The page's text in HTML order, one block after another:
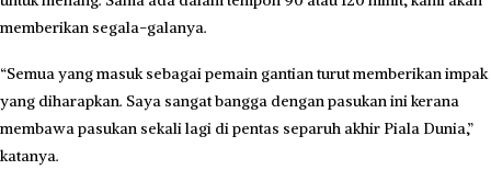
memberikan segala-galanya.
“Semua yang masuk sebagai pemain gantian turut memberikan impak
yang diharapkan. Saya sangat bangga dengan pasukan ini kerana
membawa pasukan sekali lagi di pentas separuh akhir Piala Dunia,”
katanya.